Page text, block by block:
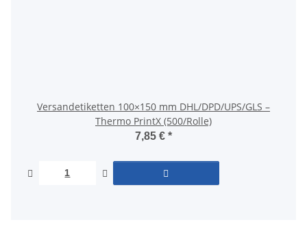
Versandetiketten 100×150 mm DHL/DPD/UPS/GLS –
Thermo PrintX (500/Rolle)
7,85 € *